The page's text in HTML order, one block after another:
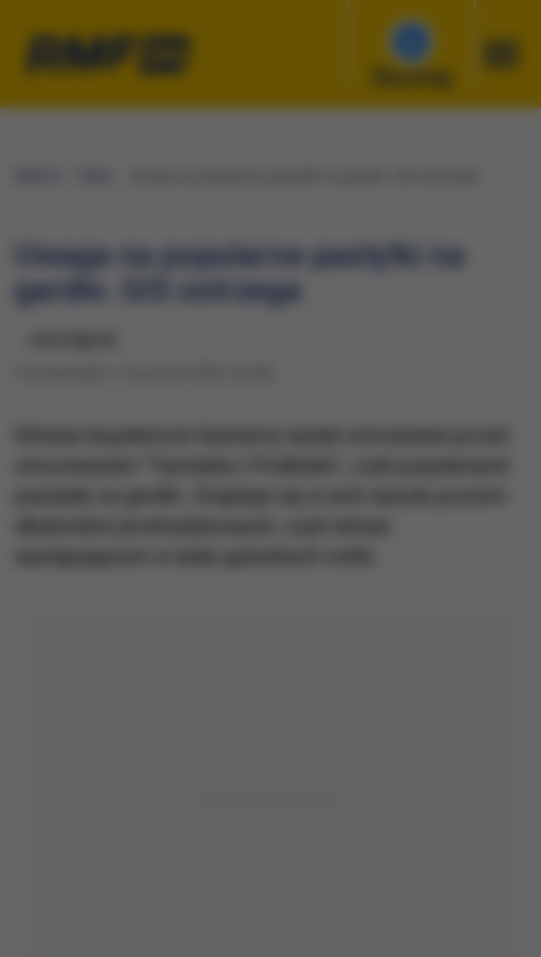
Słuchaj
Uwaga na popularne pastylki na
gardło. GIS ostrzega